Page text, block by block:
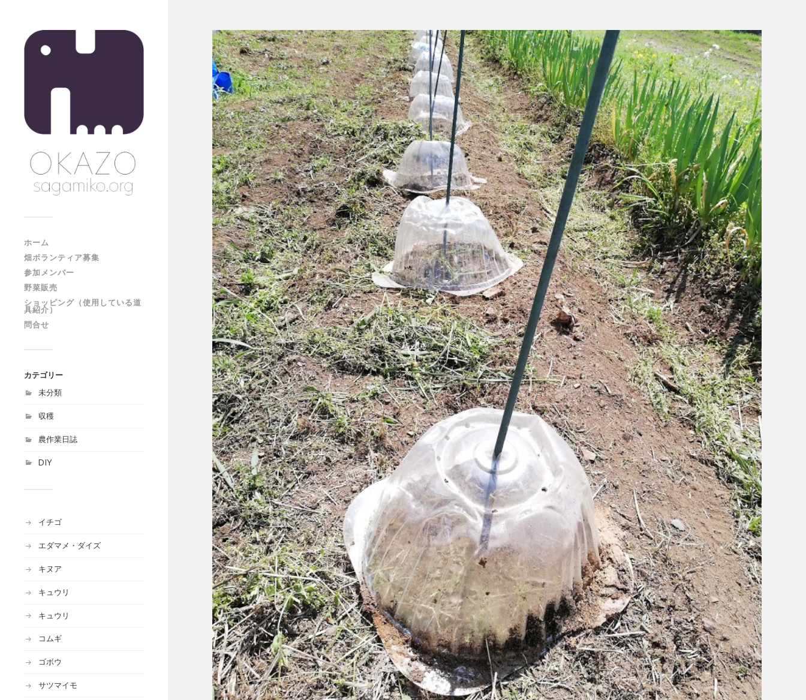
ホーム
畑ボランティア募集
参加メンバー
野菜販売
ショッピング（使用している道
具紹介）
問合せ
カテゴリー
未分類
収穫
農作業日誌
DIY
イチゴ
エダマメ・ダイズ
キヌア
キュウリ
キュウリ
コムギ
ゴボウ
サツマイモ